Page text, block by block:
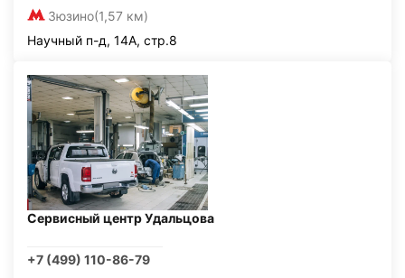
Зюзино(1,57 км)
Научный п-д, 14А, стр.8
Сервисный центр Удальцова
+7 (499) 110-86-79